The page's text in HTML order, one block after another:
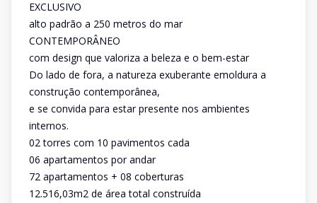
EXCLUSIVO
alto padrão a 250 metros do mar
CONTEMPORÂNEO
com design que valoriza a beleza e o bem-estar
Do lado de fora, a natureza exuberante emoldura a
construção contemporânea,
e se convida para estar presente nos ambientes
internos.
02 torres com 10 pavimentos cada
06 apartamentos por andar
72 apartamentos + 08 coberturas
12.516,03m2 de área total construída